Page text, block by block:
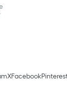
XFacebook